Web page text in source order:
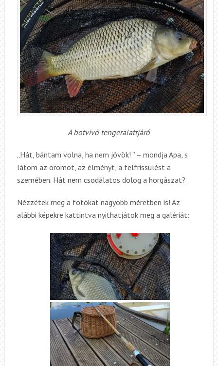
A botvivő tengeralattjáró
„Hát, bántam volna, ha nem jövök! ” – mondja Apa, s
látom az örömöt, az élményt, a felfrissülést a
szemében. Hát nem csodálatos dolog a horgászat?
Nézzétek meg a fotókat nagyobb méretben is! Az
alábbi képekre kattintva nyithatjátok meg a galériát: